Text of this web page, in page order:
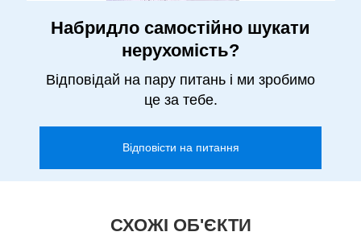
Набридло самостійно шукати
нерухомість?
Відповідай на пару питань і ми зробимо
це за тебе.
Відповісти на питання
СХОЖІ ОБ'ЄКТИ